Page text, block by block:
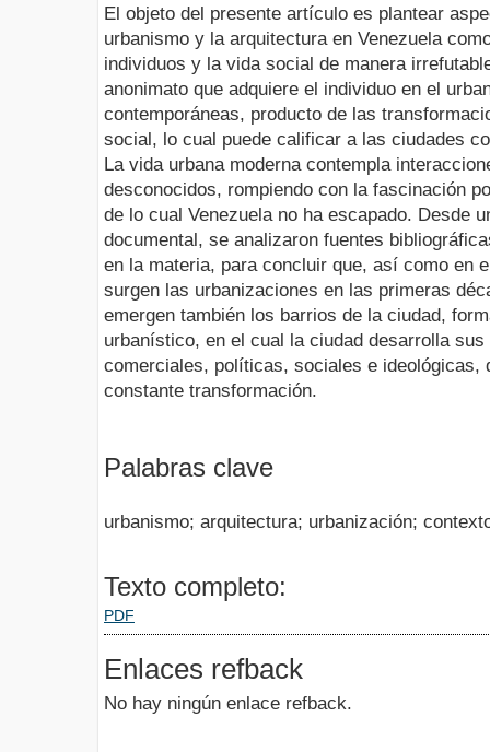
El objeto del presente artículo es plantear
urbanismo y la arquitectura en Venezuela
individuos y la vida social de manera
anonimato que adquiere el individuo en el
contemporáneas, producto de las
social, lo cual puede calificar a las ciudades
La vida urbana moderna contempla
desconocidos, rompiendo con la fascinación
de lo cual Venezuela no ha escapado. Desde
documental, se analizaron fuentes
en la materia, para concluir que, así como en
surgen las urbanizaciones en las primeras
emergen también los barrios de la ciudad,
urbanístico, en el cual la ciudad desarrolla
comerciales, políticas, sociales e ideológicas,
constante transformación.
Palabras clave
urbanismo; arquitectura; urbanización;
Texto completo:
PDF
Enlaces refback
No hay ningún enlace refback.